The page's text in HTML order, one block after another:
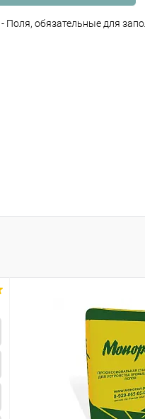
- Поля, обязательные для